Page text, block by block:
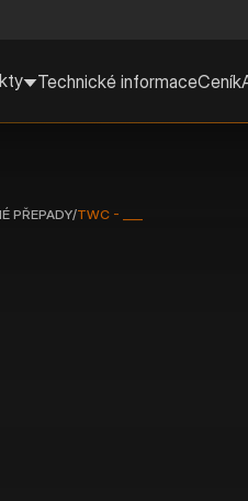
Technické informaceCeník
PŘEPADY/TWC - ___